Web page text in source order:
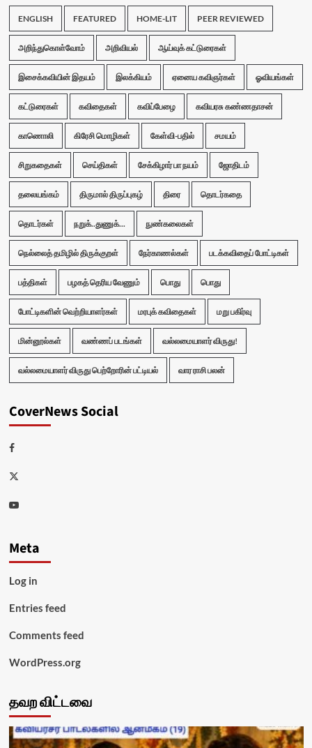
ENGLISH FEATURED HOME-LIT PEER REVIEWED
அறிந்துகொள்வோம் அறிவியல் ஆய்வுக் கட்டுரைகள்
இசைக்கவியின் இதயம் இலக்கியம் ஏனைய கவிஞர்கள் ஓவியங்கள்
கட்டுரைகள் கவிதைகள் கவிப்பேழை கவியரசு கண்ணதாசன்
காணொலி கிரேசி மொழிகள் கேள்வி-பதில் சமயம்
சிறுகதைகள் செய்திகள் சேக்கிழார் பா நயம் ஜோதிடம்
தலையங்கம் திருமால் திருப்புகழ் திரை தொடர்கதை
தொடர்கள் நறுக்..துணுக்... நுண்கலைகள்
நெல்லைத் தமிழில் திருக்குறள் நேர்காணல்கள் படக்கவிதைப் போட்டிகள்
பத்திகள் பழகத் தெரிய வேணும் பொது பொது
போட்டிகளின் வெற்றியாளர்கள் மரபுக் கவிதைகள் மறு பகிர்வு
மின்னூல்கள் வண்ணப் படங்கள் வல்லமையாளர் விருது!
வல்லமையாளர் விருது பெற்றோரின் பட்டியல் வார ராசி பலன்
CoverNews Social
Facebook
Twitter
Youtube
Meta
Log in
Entries feed
Comments feed
WordPress.org
தவற விட்டவை